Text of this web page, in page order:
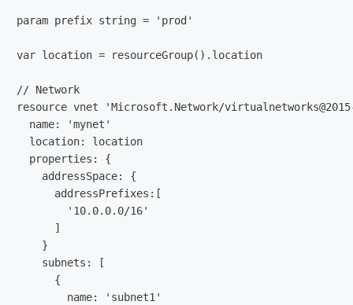
param prefix string = 'prod'
var location = resourceGroup().location
// Network
resource vnet 'Microsoft.Network/
  name: 'mynet'
  location: location
  properties: {
    addressSpace: {
      addressPrefixes:[
        '10.0.0.0/16'
      ]
    }
    subnets: [
      {
        name: 'subnet1'